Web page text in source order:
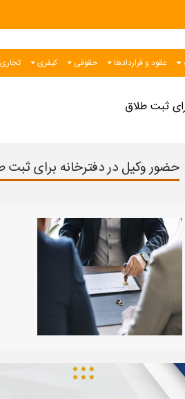
عقود و قراردادها حقوقی کیفری تجاری
ثبت طلاق
حضور وکیل در دفترخانه برای ثبت